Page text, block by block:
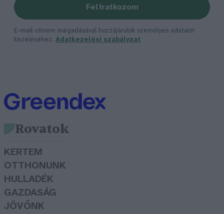
Feliratkozom
E-mail-címem megadásával hozzájárulok személyes adataim
kezeléséhez. Adatkezelési szabályzat
Rovatok
KERTEM
OTTHONUNK
HULLADÉK
GAZDASÁG
JÖVŐNK